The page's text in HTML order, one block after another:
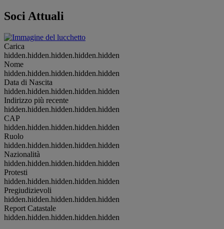
Soci Attuali
Carica
hidden.hidden.hidden.hidden.hidden
Nome
hidden.hidden.hidden.hidden.hidden
Data di Nascita
hidden.hidden.hidden.hidden.hidden
Indirizzo più recente
hidden.hidden.hidden.hidden.hidden
CAP
hidden.hidden.hidden.hidden.hidden
Ruolo
hidden.hidden.hidden.hidden.hidden
Nazionalità
hidden.hidden.hidden.hidden.hidden
Protesti
hidden.hidden.hidden.hidden.hidden
Pregiudizievoli
hidden.hidden.hidden.hidden.hidden
Report Catastale
hidden.hidden.hidden.hidden.hidden